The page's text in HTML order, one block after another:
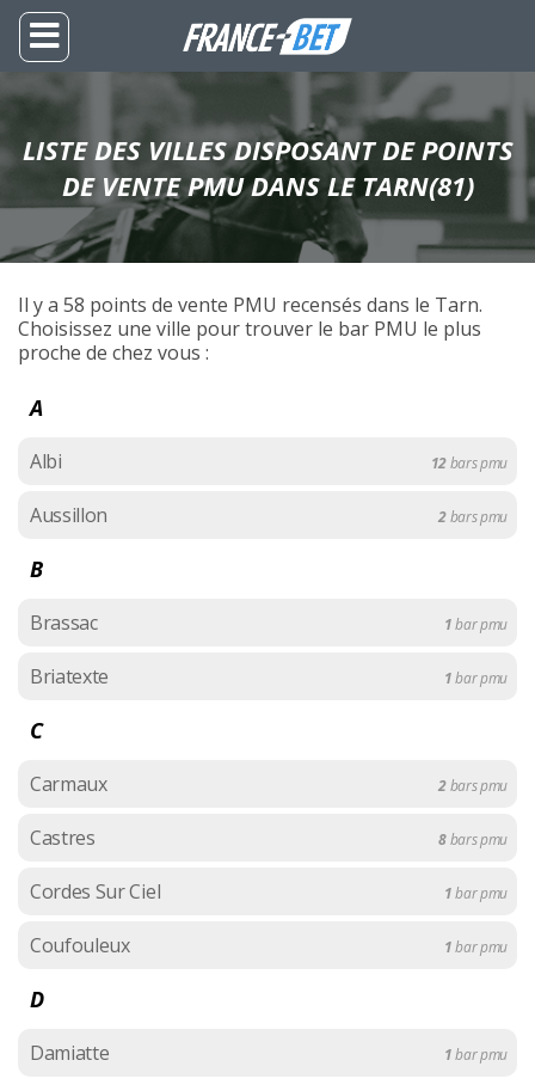
LISTE DES VILLES DISPOSANT DE POINTS
DE VENTE PMU DANS LE TARN(81)
Il y a 58 points de vente PMU recensés dans le Tarn.
Choisissez une ville pour trouver le bar PMU le plus
proche de chez vous :
A
Albi 12bars pmu
Aussillon 2bars pmu
B
Brassac 1bar pmu
Briatexte 1bar pmu
C
Carmaux 2bars pmu
Castres 8bars pmu
Cordes Sur Ciel 1bar pmu
Coufouleux 1bar pmu
D
Damiatte 1bar pmu